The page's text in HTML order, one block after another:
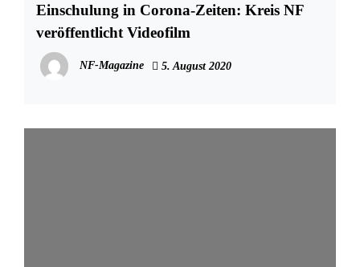
Einschulung in Corona-Zeiten: Kreis NF
veröffentlicht Videofilm
NF-Magazine 5. August 2020